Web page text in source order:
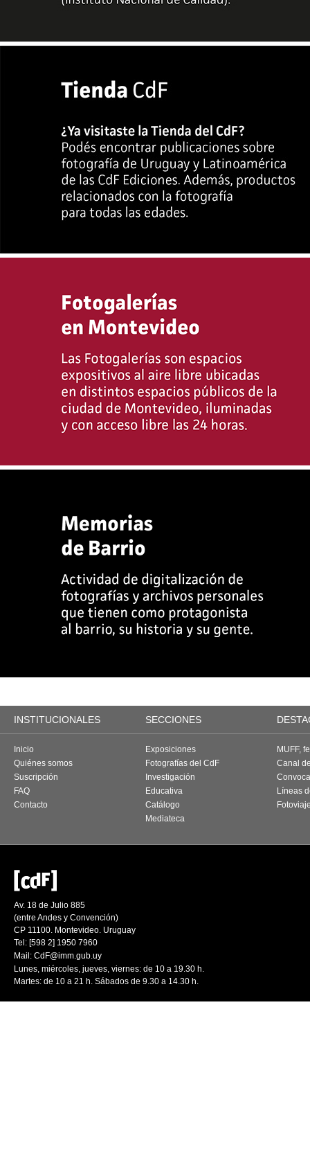
INSTITUCIONALES SECCIONES
Inicio
Quiénes somos
Suscripción
FAQ
Contacto
Exposiciones
Fotografías del CdF
Investigación
Educativa
Catálogo
Mediateca
MUFF,
Canal
Líneas
Av. 18 de Julio 885
(entre Andes y Convención)
CP 11100. Montevideo. Uruguay
Tel: [598 2] 1950 7960
Mail: CdF@imm.gub.uy
Lunes, miércoles, jueves, viernes: de 10 a 19.30 h.
Martes: de 10 a 21 h. Sábados de 9.30 a 14.30 h.